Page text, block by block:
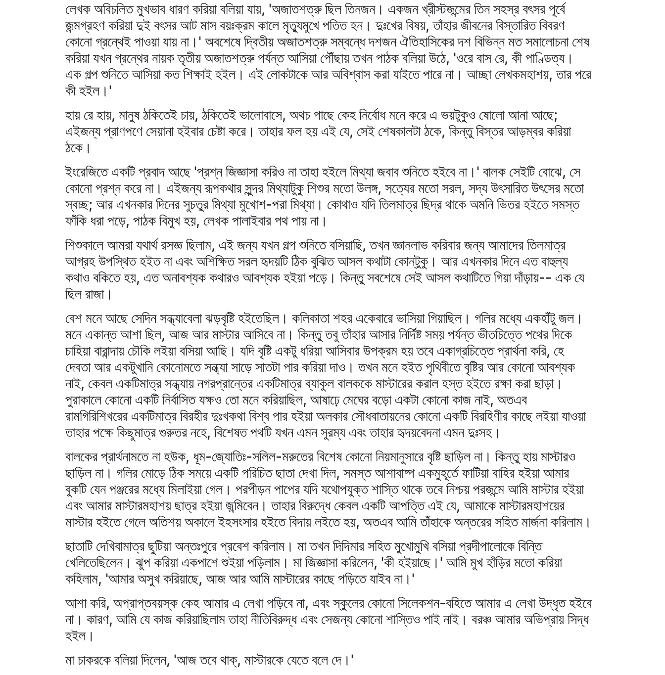
লেখক অবিচলিত মুখভাব ধারণ করিয়া বলিয়া যায়, 'অজাতশত্রু ছিল তিনজন। একজন খ্রীস্টজন্মের তিন সহস্র বৎসর পূর্বে
জন্মগ্রহণ করিয়া দুই বৎসর আট মাস বয়ঃক্রম কালে মৃত্যুমুখে পতিত হন। দুঃখের বিষয়, তাঁহার জীবনের বিস্তারিত বিবরণ
কোনো গ্রন্থেই পাওয়া যায় না।' অবশেষে দ্বিতীয় অজাতশত্রু সম্বন্ধে দশজন ঐতিহাসিকের দশ বিভিন্ন মত সমালোচনা শেষ
করিয়া যখন গ্রন্থের নায়ক তৃতীয় অজাতশত্রু পর্যন্ত আসিয়া পৌঁছায় তখন পাঠক বলিয়া উঠে, 'ওরে বাস রে, কী পাণ্ডিত্য।
এক গল্প শুনিতে আসিয়া কত শিক্ষাই হইল। এই লোকটাকে আর অবিশ্বাস করা যাইতে পারে না। আচ্ছা লেখকমহাশয়, তার পরে
কী হইল।'
হায় রে হায়, মানুষ ঠকিতেই চায়, ঠকিতেই ভালোবাসে, অথচ পাছে কেহ নির্বোধ মনে করে এ ভয়টুকুও ষোলো আনা আছে;
এইজন্য প্রাণপণে সেয়ানা হইবার চেষ্টা করে। তাহার ফল হয় এই যে, সেই শেষকালটা ঠকে, কিন্তু বিস্তর আড়ম্বর করিয়া
ঠকে।
ইংরেজিতে একটি প্রবাদ আছে 'প্রশ্ন জিজ্ঞাসা করিও না তাহা হইলে মিথ্যা জবাব শুনিতে হইবে না।' বালক সেইটি বোঝে, সে
কোনো প্রশ্ন করে না। এইজন্য রূপকথার সুন্দর মিথ্যাটুকু শিশুর মতো উলঙ্গ, সত্যের মতো সরল, সদ্য উৎসারিত উৎসের মতো
স্বচ্ছ; আর এখনকার দিনের সুচতুর মিথ্যা মুখোশ-পরা মিথ্যা। কোথাও যদি তিলমাত্র ছিদ্র থাকে অমনি ভিতর হইতে সমস্ত
ফাঁকি ধরা পড়ে, পাঠক বিমুখ হয়, লেখক পালাইবার পথ পায় না।
শিশুকালে আমরা যথার্থ রসজ্ঞ ছিলাম, এই জন্য যখন গল্প শুনিতে বসিয়াছি, তখন জ্ঞানলাভ করিবার জন্য আমাদের তিলমাত্র
আগ্রহ উপস্থিত হইত না এবং অশিক্ষিত সরল হৃদয়টি ঠিক বুঝিত আসল কথাটা কোন্‌টুকু। আর এখনকার দিনে এত বাহুল্য
কথাও বকিতে হয়, এত অনাবশ্যক কথারও আবশ্যক হইয়া পড়ে। কিন্তু সবশেষে সেই আসল কথাটিতে গিয়া দাঁড়ায়-- এক যে
ছিল রাজা।
বেশ মনে আছে সেদিন সন্ধ্যাবেলা ঝড়বৃষ্টি হইতেছিল। কলিকাতা শহর একেবারে ভাসিয়া গিয়াছিল। গলির মধ্যে একহাঁটু জল।
মনে একান্ত আশা ছিল, আজ আর মাস্টার আসিবে না। কিন্তু তবু তাঁহার আসার নির্দিষ্ট সময় পর্যন্ত ভীতচিত্তে পথের দিকে
চাহিয়া বারান্দায় চৌকি লইয়া বসিয়া আছি। যদি বৃষ্টি একটু ধরিয়া আসিবার উপক্রম হয় তবে একাগ্রচিত্তে প্রার্থনা করি, হে
দেবতা আর একটুখানি কোনোমতে সন্ধ্যা সাড়ে সাতটা পার করিয়া দাও। তখন মনে হইত পৃথিবীতে বৃষ্টির আর কোনো আবশ্যক
নাই, কেবল একটিমাত্র সন্ধ্যায় নগরপ্রান্তের একটিমাত্র ব্যাকুল বালককে মাস্টারের করাল হস্ত হইতে রক্ষা করা ছাড়া।
পুরাকালে কোনো একটি নির্বাসিত যক্ষও তো মনে করিয়াছিল, আষাঢ়ে মেঘের বড়ো একটা কোনো কাজ নাই, অতএব
রামগিরিশিখরের একটিমাত্র বিরহীর দুঃখকথা বিশ্ব পার হইয়া অলকার সৌধবাতায়নের কোনো একটি বিরহিণীর কাছে লইয়া যাওয়া
তাহার পক্ষে কিছুমাত্র গুরুতর নহে, বিশেষত পথটি যখন এমন সুরম্য এবং তাহার হৃদয়বেদনা এমন দুঃসহ।
বালকের প্রার্থনামতে না হউক, ধূম-জ্যোতিঃ-সলিল-মরুতের বিশেষ কোনো নিয়মানুসারে বৃষ্টি ছাড়িল না। কিন্তু হায় মাস্টারও
ছাড়িল না। গলির মোড়ে ঠিক সময়ে একটি পরিচিত ছাতা দেখা দিল, সমস্ত আশাবাষ্প একমুহূর্তে ফাটিয়া বাহির হইয়া আমার
বুকটি যেন পঞ্জরের মধ্যে মিলাইয়া গেল। পরপীড়ন পাপের যদি যথোপযুক্ত শাস্তি থাকে তবে নিশ্চয় পরজন্মে আমি মাস্টার হইয়া
এবং আমার মাস্টারমহাশয় ছাত্র হইয়া জন্মিবেন। তাহার বিরুদ্ধে কেবল একটি আপত্তি এই যে, আমাকে মাস্টারমহাশয়ের
মাস্টার হইতে গেলে অতিশয় অকালে ইহসংসার হইতে বিদায় লইতে হয়, অতএব আমি তাঁহাকে অন্তরের সহিত মার্জনা করিলাম।
ছাতাটি দেখিবামাত্র ছুটিয়া অন্তঃপুরে প্রবেশ করিলাম। মা তখন দিদিমার সহিত মুখোমুখি বসিয়া প্রদীপালোকে বিন্তি
খেলিতেছিলেন। ঝুপ করিয়া একপাশে শুইয়া পড়িলাম। মা জিজ্ঞাসা করিলেন, 'কী হইয়াছে।' আমি মুখ হাঁড়ির মতো করিয়া
কহিলাম, 'আমার অসুখ করিয়াছে, আজ আর আমি মাস্টারের কাছে পড়িতে যাইব না।'
আশা করি, অপ্রাপ্তবয়স্ক কেহ আমার এ লেখা পড়িবে না, এবং স্কুলের কোনো সিলেকশন-বহিতে আমার এ লেখা উদ্ধৃত হইবে
না। কারণ, আমি যে কাজ করিয়াছিলাম তাহা নীতিবিরুদ্ধ এবং সেজন্য কোনো শাস্তিও পাই নাই। বরঞ্চ আমার অভিপ্রায় সিদ্ধ
হইল।
মা চাকরকে বলিয়া দিলেন, 'আজ তবে থাক্‌, মাস্টারকে যেতে বলে দে।'